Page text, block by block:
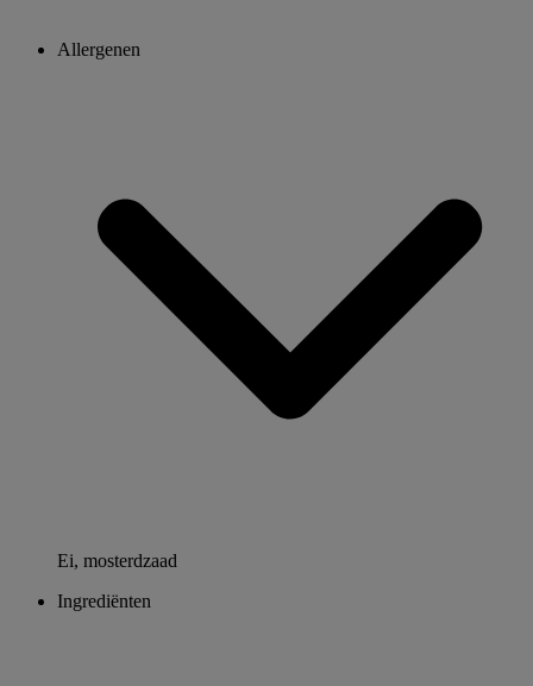
Allergenen
Ei, mosterdzaad
Ingrediënten